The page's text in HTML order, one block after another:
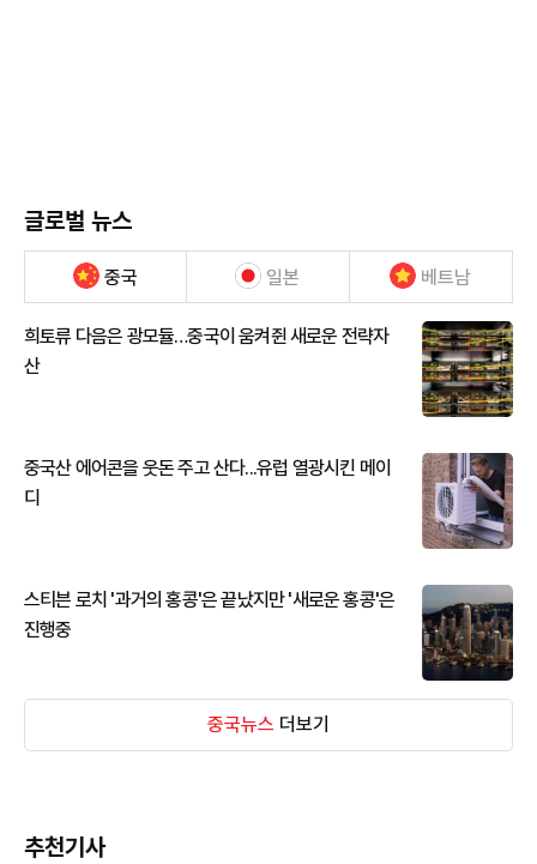
글로벌 뉴스
중국 일본 베트남
희토류 다음은 광모듈…중국이 움켜쥔 새로운 전략자
산
중국산 에어콘을 웃돈 주고 산다...유럽 열광시킨 메이
디
스티븐 로치 '과거의 홍콩'은 끝났지만 '새로운 홍콩'은
진행중
중국뉴스 더보기
추천기사